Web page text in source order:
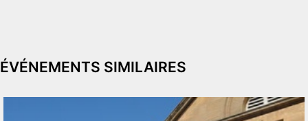
ÉVÉNEMENTS SIMILAIRES